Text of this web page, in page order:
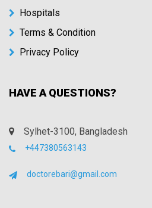
Hospitals
Terms & Condition
Privacy Policy
HAVE A QUESTIONS?
Sylhet-3100, Bangladesh
+447380563143
doctorebari@gmail.com